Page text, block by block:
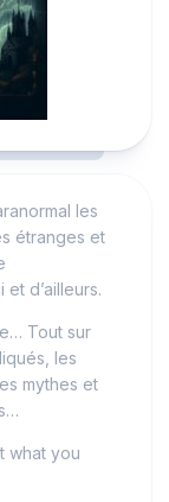
les
étranges et
d’ailleurs.
Tout sur
les
mythes et
what you